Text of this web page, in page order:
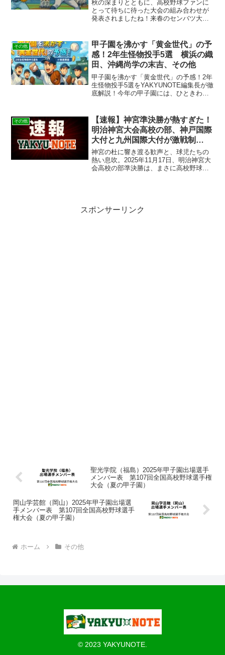
秋の深まりとともに、高校野球ファンに
とって待ちに待った大会の組み合わせが
発表されましたね！来春のセンバツ大会
抽選会が10月9日、東京・竹橋で行われ、
いよいよ激戦の幕開...
その他
甲子園を沸かす「黄金世代」の予
感！2年生怪物投手5選 横浜の織
田、沖縄尚学の末吉、その他
甲子園を沸かす「黄金世代」の予感！2年
生怪物投手5選をYAKYUNOTE編集長が徹
底解説！今年の甲子園には、ひときわ目
「怪物級」。将来のドラフトの目玉とし
て、プロ野球...
その他
【速報】神宮準決勝が熱すぎた！
明治神宮大会高校の部、神戸国際
大付と九州国際大付が激戦制
し“国際大付対決”が決勝で実現⚾
🔥
神宮の杜に響き渡る歓声と、球児たちの
熱い息吹。2025年11月17日、明治神宮大
会高校の部準決勝は、まさに高校野球の
スポンサーリンク
聖光学院（福島）2025年甲子園出場選手
メンバー表 第107回全国高校野球選手権
大会（夏の甲子園）
岡山学芸館（岡山）2025年甲子園出場選
手メンバー表 第107回全国高校野球選手
権大会（夏の甲子園）
ホーム その他
© 2023 YAKYUNOTE.